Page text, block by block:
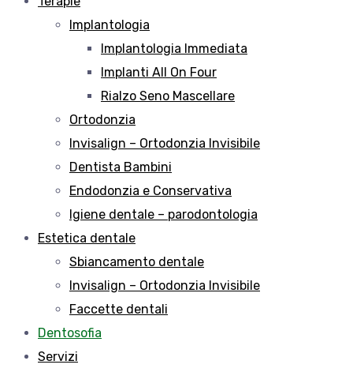
Implantologia
Implantologia Immediata
Implanti All On Four
Rialzo Seno Mascellare
Ortodonzia
Invisalign – Ortodonzia Invisibile
Dentista Bambini
Endodonzia e Conservativa
Igiene dentale – parodontologia
Estetica dentale
Sbiancamento dentale
Invisalign – Ortodonzia Invisibile
Faccette dentali
Dentosofia
Servizi